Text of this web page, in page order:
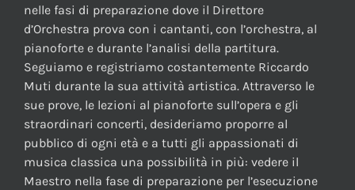
nelle fasi di preparazione dove il Direttore
d’Orchestra prova con i cantanti, con l’orchestra, al
pianoforte e durante l’analisi della partitura.
Seguiamo e registriamo costantemente Riccardo
Muti durante la sua attività artistica. Attraverso le
sue prove, le lezioni al pianoforte sull’opera e gli
straordinari concerti, desideriamo proporre al
pubblico di ogni età e a tutti gli appassionati di
musica classica una possibilità in più: vedere il
Maestro nella fase di preparazione per l’esecuzione